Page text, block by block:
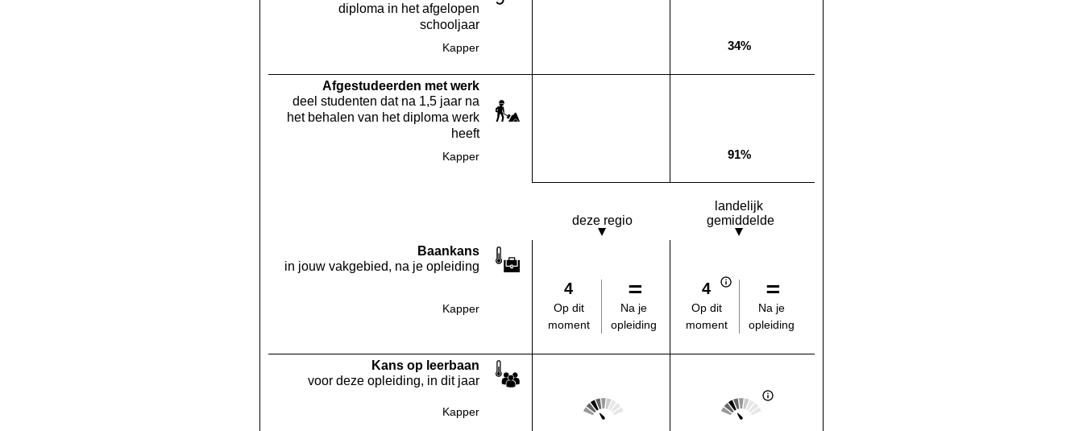
diploma in het afgelopen
schooljaar
Kapper Landelijk gemiddelde:
34%
Af­gestudeerden met werk
deel studenten dat na 1,5 jaar na
het behalen van het diploma werk
heeft
Kapper Landelijk gemiddelde:
91%
deze regio
landelijk
gemiddelde
Baankans
in jouw vakgebied, na je opleiding
Kapper
4
Op dit
moment
Na je
opleiding
4
Op dit
moment
Na je
opleiding
Kans op leerbaan
voor deze opleiding, in dit jaar
Kapper Deze regio:
Score: 2 van 5
Landelijk gemiddelde:
Score: 2 van 5